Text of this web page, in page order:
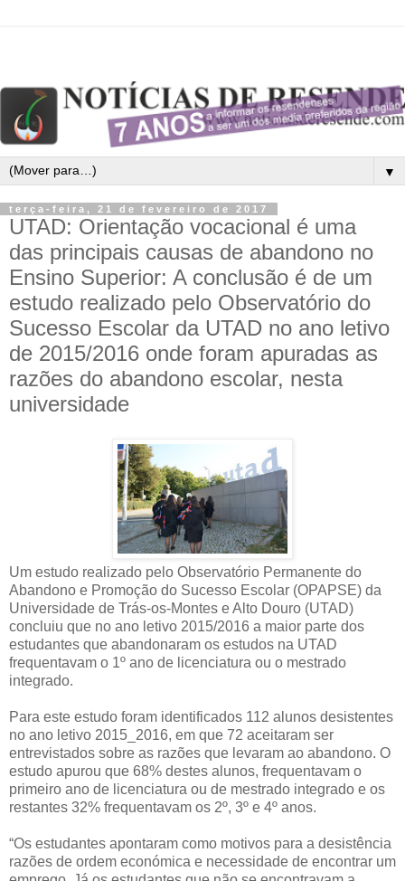
▼
terça-feira, 21 de fevereiro de 2017
UTAD: Orientação vocacional é uma
das principais causas de abandono no
Ensino Superior: A conclusão é de um
estudo realizado pelo Observatório do
Sucesso Escolar da UTAD no ano letivo
de 2015/2016 onde foram apuradas as
razões do abandono escolar, nesta
universidade
Um estudo realizado pelo Observatório Permanente do
Abandono e Promoção do Sucesso Escolar (OPAPSE) da
Universidade de Trás-os-Montes e Alto Douro (UTAD)
concluiu que no ano letivo 2015/2016 a maior parte dos
estudantes que abandonaram os estudos na UTAD
frequentavam o 1º ano de licenciatura ou o mestrado
integrado.
Para este estudo foram identificados 112 alunos desistentes
no ano letivo 2015_2016, em que 72 aceitaram ser
entrevistados sobre as razões que levaram ao abandono. O
estudo apurou que 68% destes alunos, frequentavam o
primeiro ano de licenciatura ou de mestrado integrado e os
restantes 32% frequentavam os 2º, 3º e 4º anos.
“Os estudantes apontaram como motivos para a desistência
razões de ordem económica e necessidade de encontrar um